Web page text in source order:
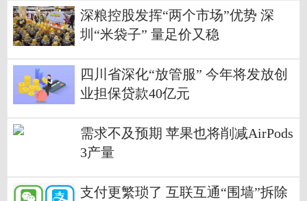
深粮控股发挥“两个市场”优势 深
圳“米袋子” 量足价又稳
四川省深化“放管服” 今年将发放创
业担保贷款40亿元
需求不及预期 苹果也将削减AirPods
3产量
支付更繁琐了 互联互通“围墙”拆除